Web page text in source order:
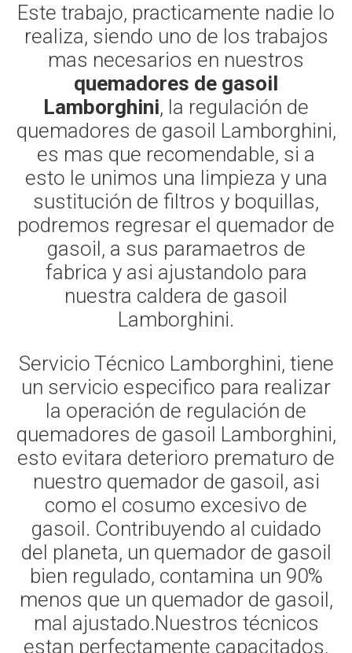
Este trabajo, practicamente nadie lo
realiza, siendo uno de los trabajos
mas necesarios en nuestros
quemadores de gasoil
Lamborghini, la regulación de
quemadores de gasoil Lamborghini,
es mas que recomendable, si a
esto le unimos una limpieza y una
sustitución de filtros y boquillas,
podremos regresar el quemador de
gasoil, a sus paramaetros de
fabrica y asi ajustandolo para
nuestra caldera de gasoil
Lamborghini.
Servicio Técnico Lamborghini, tiene
un servicio especifico para realizar
la operación de regulación de
quemadores de gasoil Lamborghini,
esto evitara deterioro prematuro de
nuestro quemador de gasoil, asi
como el cosumo excesivo de
gasoil. Contribuyendo al cuidado
del planeta, un quemador de gasoil
bien regulado, contamina un 90%
menos que un quemador de gasoil,
mal ajustado.Nuestros técnicos
estan perfectamente capacitados,